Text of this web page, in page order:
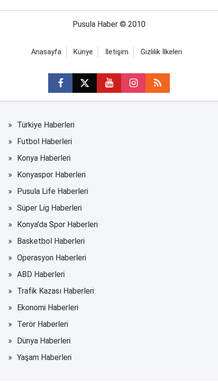
Pusula Haber © 2010
Anasayfa Künye İletişim Gizlilik İlkeleri
Türkiye Haberleri
Futbol Haberleri
Konya Haberleri
Konyaspor Haberleri
Pusula Life Haberleri
Süper Lig Haberleri
Konya'da Spor Haberleri
Basketbol Haberleri
Operasyon Haberleri
ABD Haberleri
Trafik Kazası Haberleri
Ekonomi Haberleri
Terör Haberleri
Dünya Haberleri
Yaşam Haberleri